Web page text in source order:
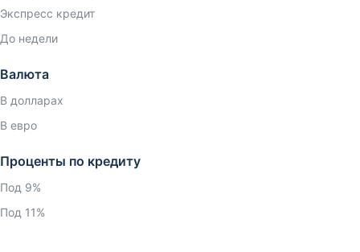
Экспресс кредит
До недели
Валюта
В долларах
В евро
Проценты по кредиту
Под 9%
Под 11%